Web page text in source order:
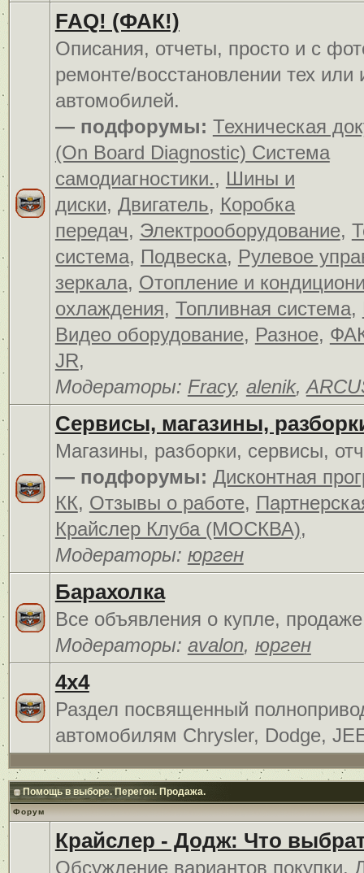
FAQ! (ФАК!)
Описания, отчеты, просто и c
ремонте/восстановлении тех или
автомобилей.
— подфорумы: Техническая
(On Board Diagnostic) Система
самодиагностики., Шины и
диски, Двигатель, Коробка
передач, Электрооборудование,
система, Подвеска, Рулевое
зеркала, Отопление и
охлаждения, Топливная система,
Видео оборудование, Разное,
JR,
Модераторы: Fracy, alenik,
Сервисы, магазины,
Магазины, разборки, сервисы,
— подфорумы: Дисконтная
КК, Отзывы о работе,
Крайслер Клуба (МОСКВА),
Модераторы: юрген
Барахолка
Все объявления о купле,
Модераторы: avalon, юрген
4x4
Раздел посвященный
автомобилям Chrysler, Dodge,
Помощь в выборе. Перегон. Продажа.
Форум
Крайслер - Додж: Что
Обсуждение вариантов покупки.